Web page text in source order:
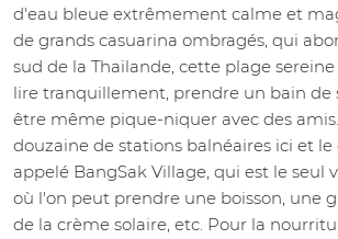
d'eau bleue extrêmement calme et
de grands casuarina ombragés, qui
sud de la Thaïlande, cette plage
lire tranquillement, prendre un bain de
être même pique-niquer avec des
douzaine de stations balnéaires ici et
appelé BangSak Village, qui est le seul
où l'on peut prendre une boisson, une
de la crème solaire, etc. Pour la